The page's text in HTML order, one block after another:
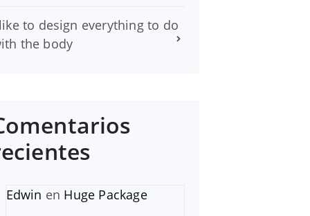
to design everything to do
the body
Edwin en Huge Package